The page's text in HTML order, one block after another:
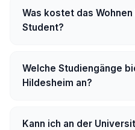
Was kostet das
Student?
Welche Studiengänge
Hildesheim an?
Kann ich an der